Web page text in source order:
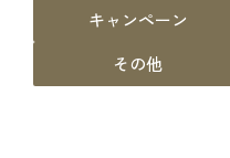
キャンペーン
その他